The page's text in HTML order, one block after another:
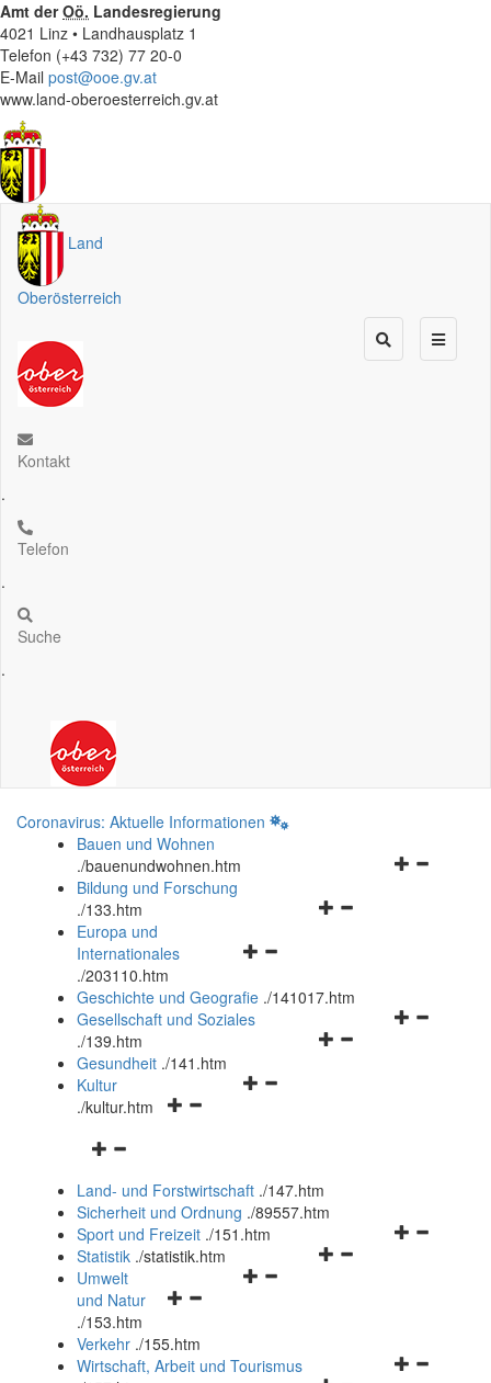
Amt derOö. Landesregierung
4021 Linz • Landhausplatz 1
Telefon (+43 732) 77 20-0
E-Mail post@ooe.gv.at
www.land-oberoesterreich.gv.at
Land
Oberösterreich
Kontakt
.
Telefon
.
Suche
.
Coronavirus: Aktuelle Informationen
Bauen und Wohnen
./bauenundwohnen.htm
Navigationsmenü
Bildung und Forschung
./133.htm
Navigationsmenü
und
schließen
Europa und
Internationales
./203110.htm
Geschichte und Geografie ./141017.htm
Navigationsmenü
Gesellschaft und Soziales
./139.htm
Navigationsmenü
Gesundheit ./141.htm
Navigationsmenü
Kultur
./kultur.htm
Navigationsmenü
und
schließen
Land- und Forstwirtschaft ./147.htm
Sicherheit und Ordnung ./89557.htm
Navigationsmenü
Sport und Freizeit ./151.htm
Navigationsmenü
Statistik ./statistik.htm
Navigationsmenü
und
schließen
Umwelt
und Natur
./153.htm
Verkehr ./155.htm
Wirtschaft, Arbeit und Tourismus